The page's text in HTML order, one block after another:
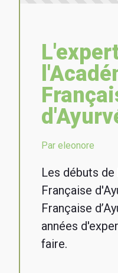
Par eleonore
Les débuts
Française
Française
années
faire.